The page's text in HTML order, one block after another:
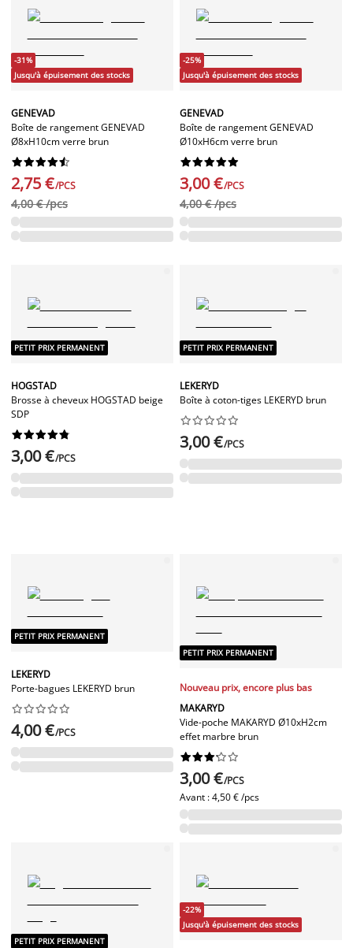
-31%
Jusqu'à épuisement des stocks
GENEVAD
Boîte de rangement GENEVAD
Ø8xH10cm verre brun






2,75 €/PCS
4,00 € /pcs
-25%
Jusqu'à épuisement des stocks
GENEVAD
Boîte de rangement GENEVAD
Ø10xH6cm verre brun






3,00 €/PCS
4,00 € /pcs
PETIT PRIX PERMANENT
HOGSTAD
Brosse à cheveux HOGSTAD beige
SDP






3,00 €/PCS
PETIT PRIX PERMANENT
LEKERYD
Boîte à coton-tiges LEKERYD brun






3,00 €/PCS
PETIT PRIX PERMANENT
LEKERYD
Porte-bagues LEKERYD brun






4,00 €/PCS
PETIT PRIX PERMANENT
Nouveau prix, encore plus bas
MAKARYD
Vide-poche MAKARYD Ø10xH2cm
effet marbre brun






3,00 €/PCS
Avant :4,50 € /pcs
PETIT PRIX PERMANENT
-22%
Jusqu'à épuisement des stocks